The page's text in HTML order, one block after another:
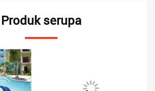
Produk serupa